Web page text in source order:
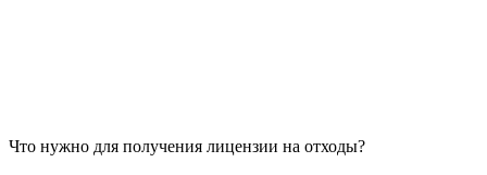
Что нужно для получения лицензии на отходы?